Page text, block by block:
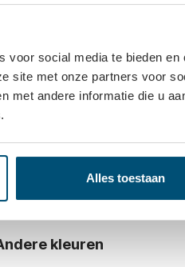
voor social media te bieden en
site met onze partners voor
met andere informatie die u
Alles toestaan
Log in om prijzen te zien
kleuren